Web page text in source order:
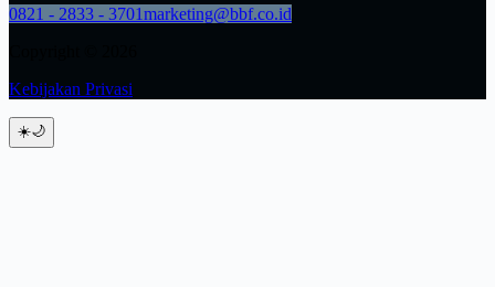
0821 - 2833 - 3701marketing@bbf.co.id
Kebijakan Privasi
☀️🌙